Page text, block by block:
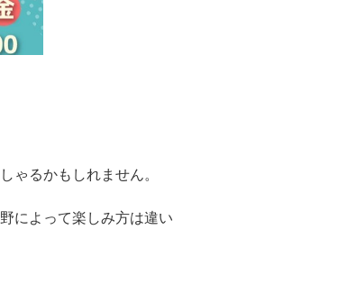
ゃるかもしれません。
によって楽しみ方は違い